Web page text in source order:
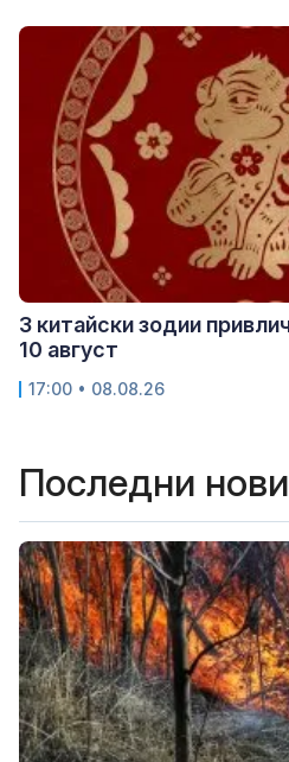
3 китайски зодии
10 август
17:00 • 08.08.26
Последни